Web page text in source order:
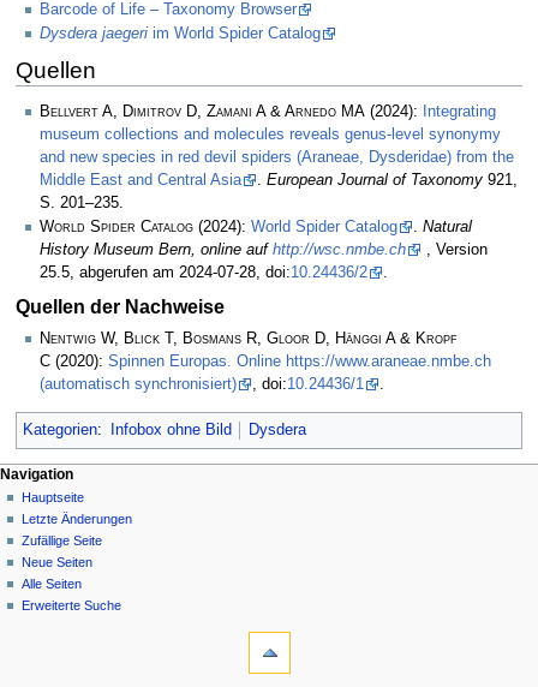
Barcode of Life – Taxonomy Browser
Dysdera jaegeri im World Spider Catalog
Quellen
Bellvert A, Dimitrov D, Zamani A & Arnedo MA (2024):
Integrating
museum collections and molecules reveals genus-level synonymy
and new species in red devil spiders (Araneae, Dysderidae) from the
Middle East and Central Asia
European Journal of Taxonomy 921,
S. 201–235.
World Spider Catalog (2024): World Spider Catalog . Natural
History Museum Bern, online auf http://wsc.nmbe.ch
, Version
25.5, abgerufen am 2024-07-28, doi:10.24436/2 .
Quellen der Nachweise
Nentwig W, Blick T, Bosmans R, Gloor D, Hänggi A & Kropf
C (2020): Spinnen Europas. Online https://www.araneae.nmbe.ch
(automatisch synchronisiert)
, doi:10.24436/1 .
Kategorien: Infobox ohne Bild Dysdera
Navigation
Hauptseite
Letzte Änderungen
Zufällige Seite
Neue Seiten
Alle Seiten
Erweiterte Suche